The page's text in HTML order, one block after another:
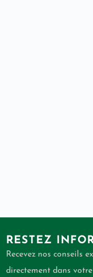
RESTEZ
Recevez nos conseils
directement dans